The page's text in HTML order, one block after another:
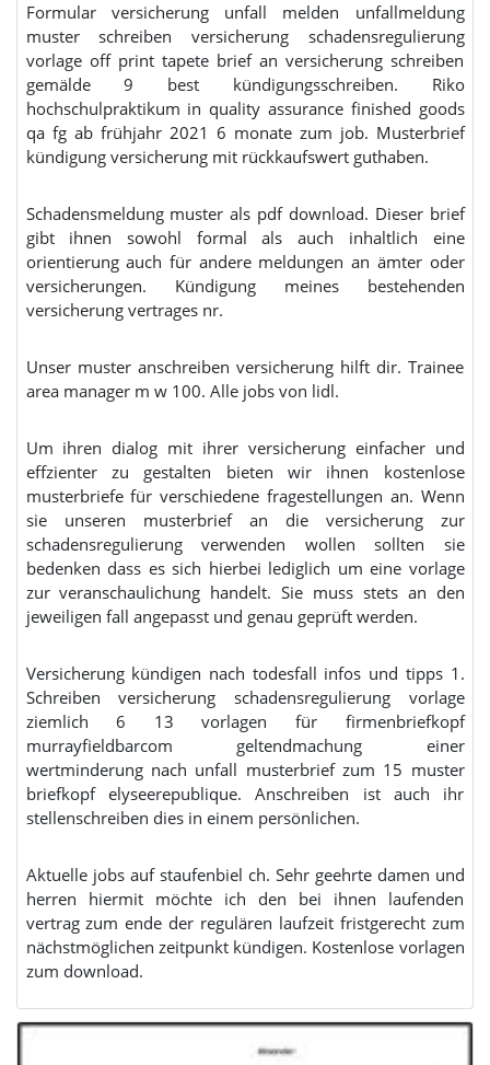
Formular versicherung unfall melden unfallmeldung
muster schreiben versicherung schadensregulierung
vorlage off print tapete brief an versicherung schreiben
gemälde 9 best kündigungsschreiben. Riko
hochschulpraktikum in quality assurance finished goods
qa fg ab frühjahr 2021 6 monate zum job. Musterbrief
kündigung versicherung mit rückkaufswert guthaben.
Schadensmeldung muster als pdf download. Dieser brief
gibt ihnen sowohl formal als auch inhaltlich eine
orientierung auch für andere meldungen an ämter oder
versicherungen. Kündigung meines bestehenden
versicherung vertrages nr.
Unser muster anschreiben versicherung hilft dir. Trainee
area manager m w 100. Alle jobs von lidl.
Um ihren dialog mit ihrer versicherung einfacher und
effzienter zu gestalten bieten wir ihnen kostenlose
musterbriefe für verschiedene fragestellungen an. Wenn
sie unseren musterbrief an die versicherung zur
schadensregulierung verwenden wollen sollten sie
bedenken dass es sich hierbei lediglich um eine vorlage
zur veranschaulichung handelt. Sie muss stets an den
jeweiligen fall angepasst und genau geprüft werden.
Versicherung kündigen nach todesfall infos und tipps 1.
Schreiben versicherung schadensregulierung vorlage
ziemlich 6 13 vorlagen für firmenbriefkopf
murrayfieldbarcom geltendmachung einer
wertminderung nach unfall musterbrief zum 15 muster
briefkopf elyseerepublique. Anschreiben ist auch ihr
stellenschreiben dies in einem persönlichen.
Aktuelle jobs auf staufenbiel ch. Sehr geehrte damen und
herren hiermit möchte ich den bei ihnen laufenden
vertrag zum ende der regulären laufzeit fristgerecht zum
nächstmöglichen zeitpunkt kündigen. Kostenlose vorlagen
zum download.